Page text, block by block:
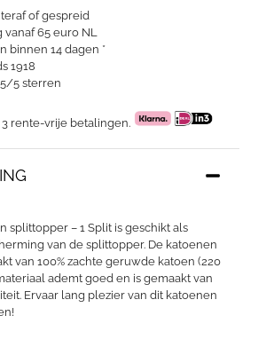
of gespreid
65 euro NL
binnen 14 dagen *
1918
5 sterren
rente-vrije betalingen.
splittopper – 1 Split is geschikt als
van de splittopper. De katoenen
van 100% zachte geruwde katoen (220
ademt goed en is gemaakt van
Ervaar lang plezier van dit katoenen